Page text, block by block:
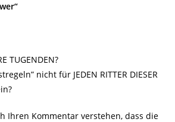
TUGENDEN?
nicht für JEDEN RITTER DIESER
Ihren Kommentar verstehen, dass die